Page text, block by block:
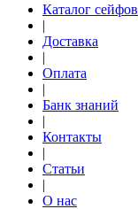
Каталог сейфов
|
Доставка
|
Оплата
|
Банк знаний
|
Контакты
|
Статьи
|
О нас